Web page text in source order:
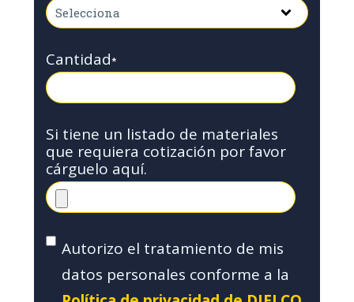
Cantidad*
Si tiene un listado de materiales
que requiera cotización por favor
cárguelo aquí.
Autorizo el tratamiento de mis
datos personales conforme a la